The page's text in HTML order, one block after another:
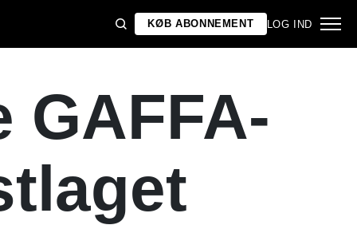
KØB ABONNEMENT LOG IND
GAFFA-